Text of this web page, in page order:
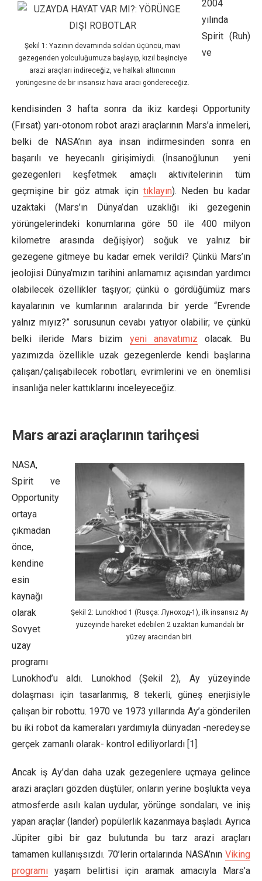
Şekil 1: Yazının devamında soldan üçüncü, mavi
gezegenden yolculuğumuza başlayıp, kızıl beşinciye
arazi araçları indireceğiz, ve halkalı altıncının
yörüngesine de bir insansız hava aracı göndereceğiz.
2004
yılında
Spirit (Ruh)
ve
kendisinden 3 hafta sonra da ikiz kardeşi Opportunity
(Fırsat) yarı-otonom robot arazi araçlarının Mars’a inmeleri,
belki de NASA’nın aya insan indirmesinden sonra en
başarılı ve heyecanlı girişimiydi. (İnsanoğlunun yeni
gezegenleri keşfetmek amaçlı aktivitelerinin tüm
geçmişine bir göz atmak için tıklayın). Neden bu kadar
uzaktaki (Mars’ın Dünya’dan uzaklığı iki gezegenin
yörüngelerindeki konumlarına göre 50 ile 400 milyon
kilometre arasında değişiyor) soğuk ve yalnız bir
gezegene gitmeye bu kadar emek verildi? Çünkü Mars’ın
jeolojisi Dünya’mızın tarihini anlamamız açısından yardımcı
olabilecek özellikler taşıyor; çünkü o gördüğümüz mars
kayalarının ve kumlarının aralarında bir yerde “Evrende
yalnız mıyız?” sorusunun cevabı yatıyor olabilir; ve çünkü
belki ileride Mars bizim yeni anavatımız olacak. Bu
yazımızda özellikle uzak gezegenlerde kendi başlarına
çalışan/çalışabilecek robotları, evrimlerini ve en önemlisi
insanlığa neler kattıklarını inceleyeceğiz.
Mars arazi araçlarının tarihçesi
Şekil 2: Lunokhod 1 (Rusça: Луноход-1), ilk insansız Ay
yüzeyinde hareket edebilen 2 uzaktan kumandalı bir
yüzey aracından biri.
NASA,
Spirit ve
Opportunity
ortaya
çıkmadan
önce,
kendine
esin
kaynağı
olarak
Sovyet
uzay
programı
Lunokhod’u aldı. Lunokhod (Şekil 2), Ay yüzeyinde
dolaşması için tasarlanmış, 8 tekerli, güneş enerjisiyle
çalışan bir robottu. 1970 ve 1973 yıllarında Ay’a gönderilen
bu iki robot da kameraları yardımıyla dünyadan -neredeyse
gerçek zamanlı olarak- kontrol ediliyorlardı [1].
Ancak iş Ay’dan daha uzak gezegenlere uçmaya gelince
arazi araçları gözden düştüler; onların yerine boşlukta veya
atmosferde asılı kalan uydular, yörünge sondaları, ve iniş
yapan araçlar (lander) popülerlik kazanmaya başladı. Ayrıca
Jüpiter gibi bir gaz bulutunda bu tarz arazi araçları
tamamen kullanışsızdı. 70’lerin ortalarında NASA’nın Viking
programı yaşam belirtisi için aramak amacıyla Mars’a